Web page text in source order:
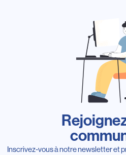
Inscrivez-vous à notre newsletter et